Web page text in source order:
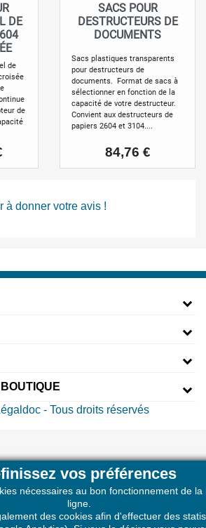
DE
de
de
SACS POUR
DESTRUCTEURS DE
DOCUMENTS
Sacs plastiques transparents
pour destructeurs de
documents. Format de sacs à
sélectionner en fonction de la
capacité de votre destructeur.
Convient aux destructeurs de
papiers 2604 et 3104....
Prix
84,76 €
à donner votre avis !
vos préférences
nécessaires au bon fonctionnement de la
ligne.
des cookies afin d'effectuer des
- Tous droits réservés